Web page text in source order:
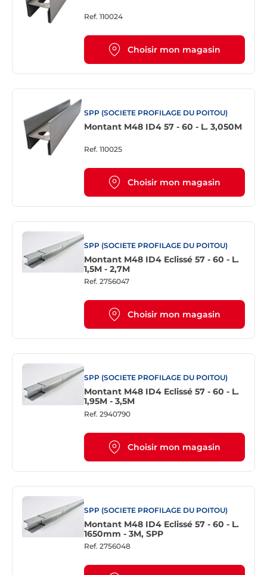
Ref. 110024
Choisir mon magasin
SPP (SOCIETE PROFILAGE DU POITOU)
Montant M48 ID4 57 - 60 - L. 3,050M
Ref. 110025
Choisir mon magasin
SPP (SOCIETE PROFILAGE DU POITOU)
Montant M48 ID4 Eclissé 57 - 60 - L.
1,5M - 2,7M
Ref. 2756047
Choisir mon magasin
SPP (SOCIETE PROFILAGE DU POITOU)
Montant M48 ID4 Eclissé 57 - 60 - L.
1,95M - 3,5M
Ref. 2940790
Choisir mon magasin
SPP (SOCIETE PROFILAGE DU POITOU)
Montant M48 ID4 Eclissé 57 - 60 - L.
1650mm - 3M, SPP
Ref. 2756048